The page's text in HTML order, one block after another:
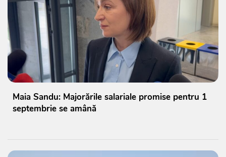
Maia Sandu: Majorările salariale promise pentru 1
septembrie se amână